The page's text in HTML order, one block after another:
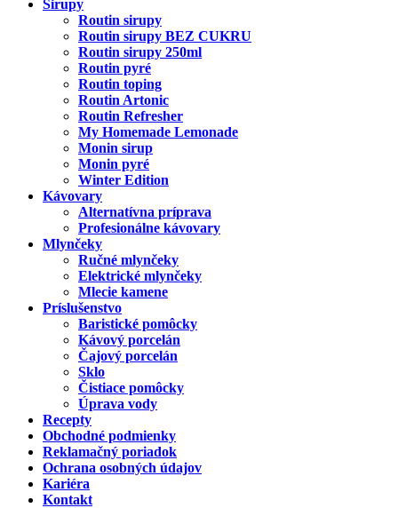
Sirupy
Routin sirupy
Routin sirupy BEZ CUKRU
Routin sirupy 250ml
Routin pyré
Routin toping
Routin Artonic
Routin Refresher
My Homemade Lemonade
Monin sirup
Monin pyré
Winter Edition
Kávovary
Alternatívna príprava
Profesionálne kávovary
Mlynčeky
Ručné mlynčeky
Elektrické mlynčeky
Mlecie kamene
Príslušenstvo
Baristické pomôcky
Kávový porcelán
Čajový porcelán
Sklo
Čistiace pomôcky
Úprava vody
Recepty
Obchodné podmienky
Reklamačný poriadok
Ochrana osobných údajov
Kariéra
Kontakt